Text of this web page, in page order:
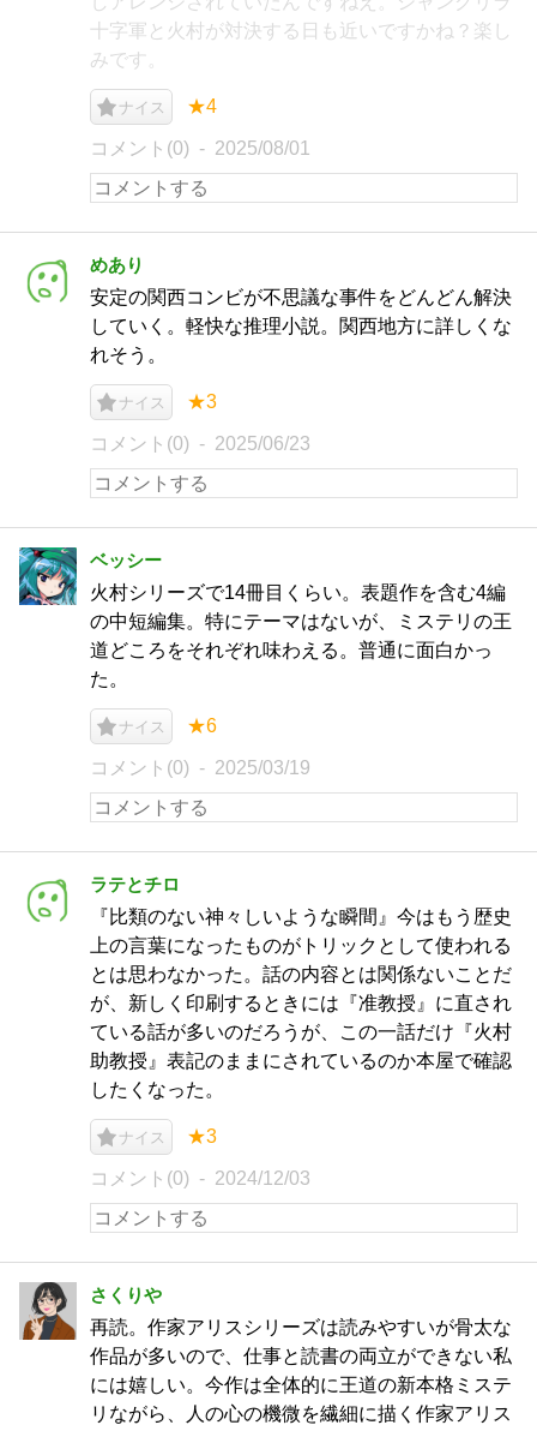
十字軍と火村が対決する日も近いですかね？楽し
みです。
ナイス ★4
コメント(0) 2025/08/01
めあり
安定の関西コンビが不思議な事件をどんどん解決
していく。軽快な推理小説。関西地方に詳しくな
れそう。
ナイス ★3
コメント(0) 2025/06/23
ベッシー
火村シリーズで14冊目くらい。表題作を含む4編
の中短編集。特にテーマはないが、ミステリの王
道どころをそれぞれ味わえる。普通に面白かっ
た。
ナイス ★6
コメント(0) 2025/03/19
ラテとチロ
『比類のない神々しいような瞬間』今はもう歴史
上の言葉になったものがトリックとして使われる
とは思わなかった。話の内容とは関係ないことだ
が、新しく印刷するときには『准教授』に直され
ている話が多いのだろうが、この一話だけ『火村
助教授』表記のままにされているのか本屋で確認
したくなった。
ナイス ★3
コメント(0) 2024/12/03
さくりや
再読。作家アリスシリーズは読みやすいが骨太な
作品が多いので、仕事と読書の両立ができない私
には嬉しい。今作は全体的に王道の新本格ミステ
リながら、人の心の機微を繊細に描く作家アリス